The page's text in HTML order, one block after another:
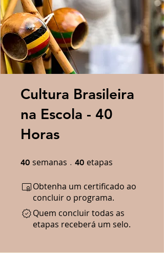
Cultura Brasileira
na Escola - 40
Horas
40 semanas 40 semanas
40 etapas
Obtenha um certificado ao
concluir o programa.
Quem concluir todas as
etapas receberá um selo.